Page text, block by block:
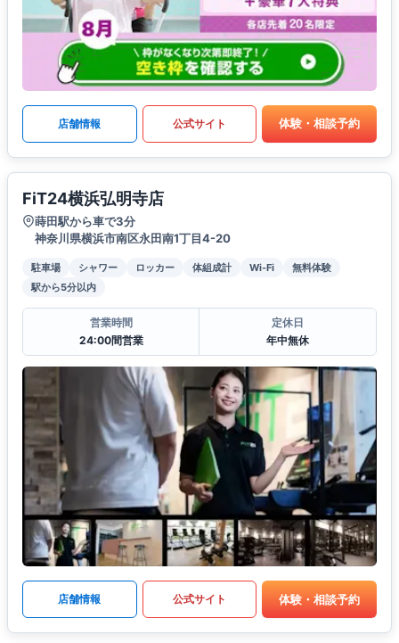
店舗情報 公式サイト 体験・相談予約
FiT24横浜弘明寺店
蒔田駅から車で3分
神奈川県横浜市南区永田南1丁目4-20
駐車場 シャワー ロッカー 体組成計 Wi-Fi
無料体験
駅から5分以内
営業時間
24:00間営業
定休日
年中無休
店舗情報 公式サイト 体験・相談予約